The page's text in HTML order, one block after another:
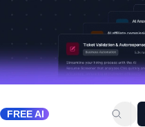
FREE AI